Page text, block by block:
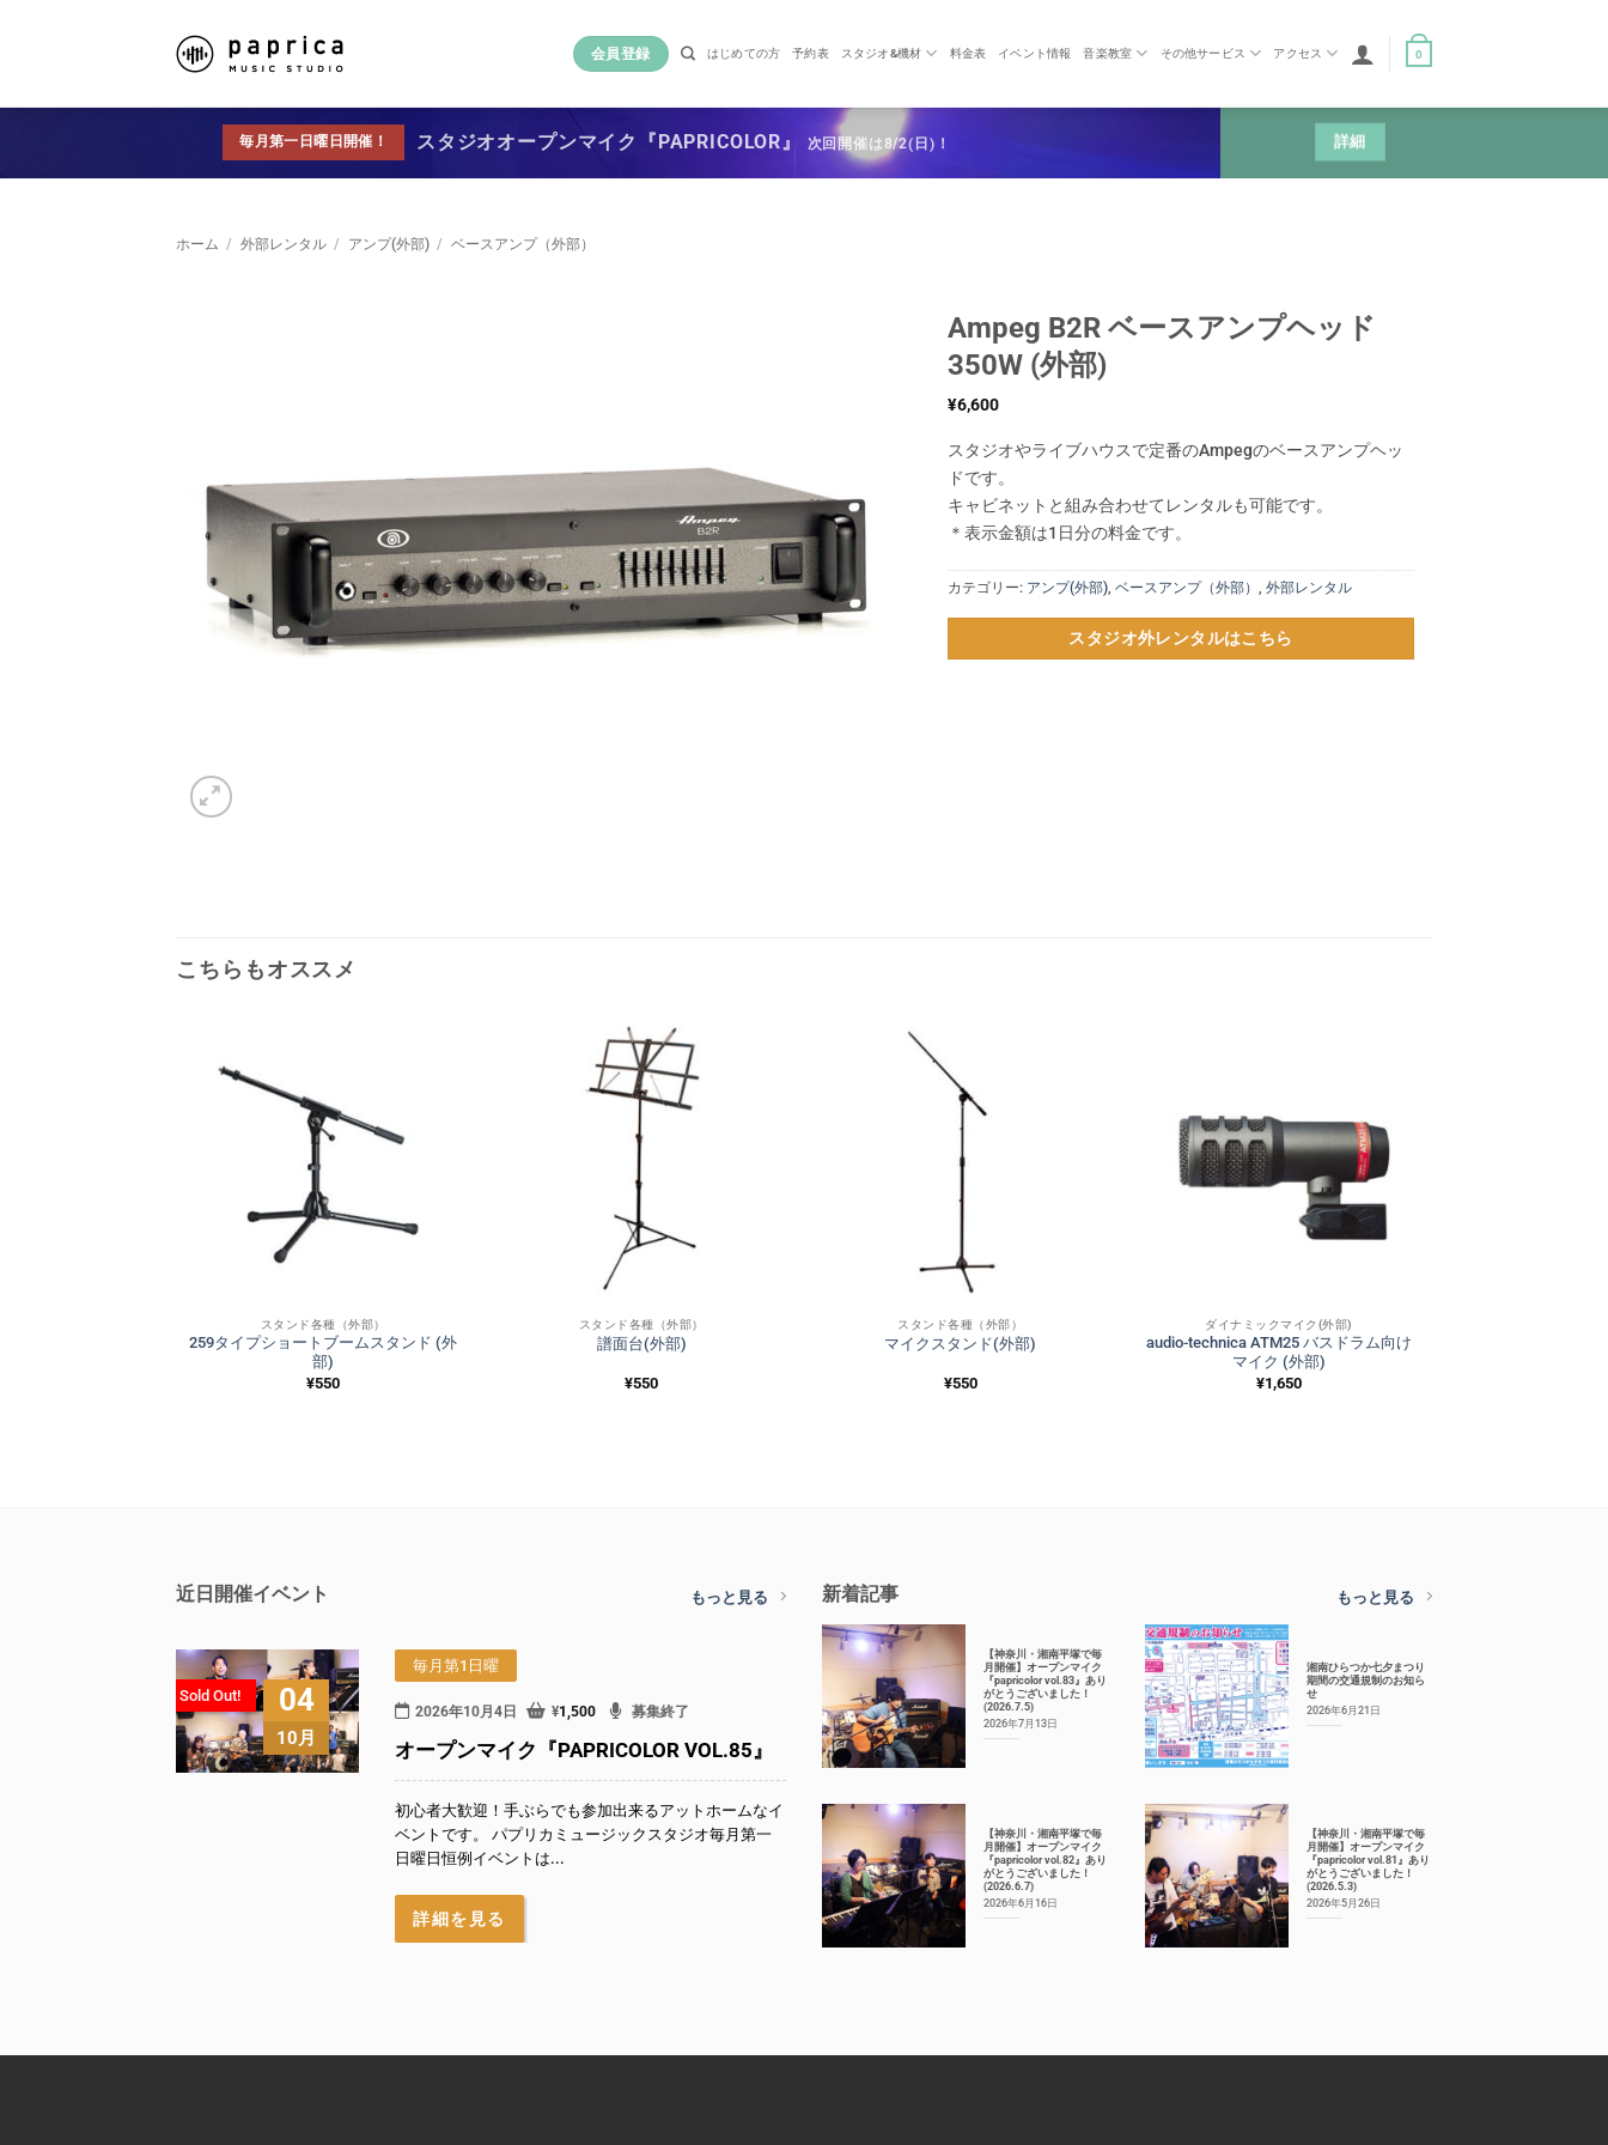
会員登録 はじめての方 予約表 スタジオ&機材 料金表 イベント情報 音楽教室 その他サービス アクセス 0
毎月第一日曜日開催！ スタジオオープンマイク『PAPRICOLOR』 次回開催は8/2(日)！ 詳細
ホーム / 外部レンタル / アンプ(外部) / ベースアンプ（外部）
Ampeg B2R ベースアンプヘッド
350W (外部)
¥6,600
スタジオやライブハウスで定番のAmpegのベースアンプヘッ
ドです。
キャビネットと組み合わせてレンタルも可能です。
＊表示金額は1日分の料金です。
カテゴリー: アンプ(外部) ベースアンプ（外部） 外部レンタル
スタジオ外レンタルはこちら
こちらもオススメ
スタンド各種（外部）
259タイプショートブームスタンド (外
部)
¥550
スタンド各種（外部）
譜面台(外部)
¥550
スタンド各種（外部）
マイクスタンド(外部)
¥550
ダイナミックマイク(外部)
audio-technica ATM25 バスドラム向け
マイク (外部)
¥1,650
近日開催イベント もっと見る
04
10月
Sold Out!
毎月第1日曜
2026年10月4日 ¥1,500 募集終了
オープンマイク『PAPRICOLOR VOL.85』
初心者大歓迎！手ぶらでも参加出来るアットホームなイ
ベントです。 パプリカミュージックスタジオ毎月第一
日曜日恒例イベントは...
詳細を見る
新着記事 もっと見る
【神奈川・湘南平塚で毎
月開催】オープンマイク
『papricolor vol.83』あり
がとうございました！
(2026.7.5)
2026年7月13日
湘南ひらつか七夕まつり
期間の交通規制のお知ら
せ
2026年6月21日
【神奈川・湘南平塚で毎
月開催】オープンマイク
『papricolor vol.82』あり
がとうございました！
(2026.6.7)
2026年6月16日
【神奈川・湘南平塚で毎
月開催】オープンマイク
『papricolor vol.81』あり
がとうございました！
(2026.5.3)
2026年5月26日